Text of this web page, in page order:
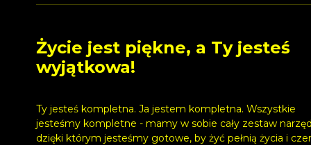
Życie jest piękne, a Ty jesteś
wyjątkowa!
Ty jesteś kompletna. Ja jestem kompletna. Wszystkie
jesteśmy kompletne - mamy w sobie cały zestaw
dzięki którym jesteśmy gotowe, by żyć pełnią życia i